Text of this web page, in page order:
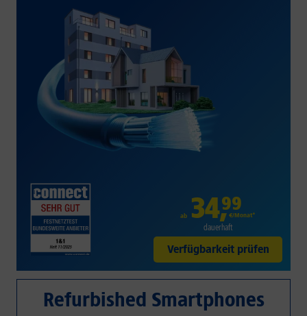
ab 34,99
€/Monat*
dauerhaft
Verfügbarkeit prüfen
Refurbished Smartphones